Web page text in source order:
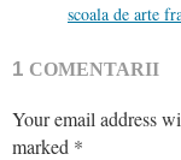
scoala de arte
1 COMENTARII
Your email address
marked *